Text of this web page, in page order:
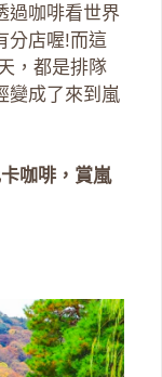
過咖啡看世界
分店喔!而這
，都是排隊
變成了來到嵐
咖啡，賞嵐